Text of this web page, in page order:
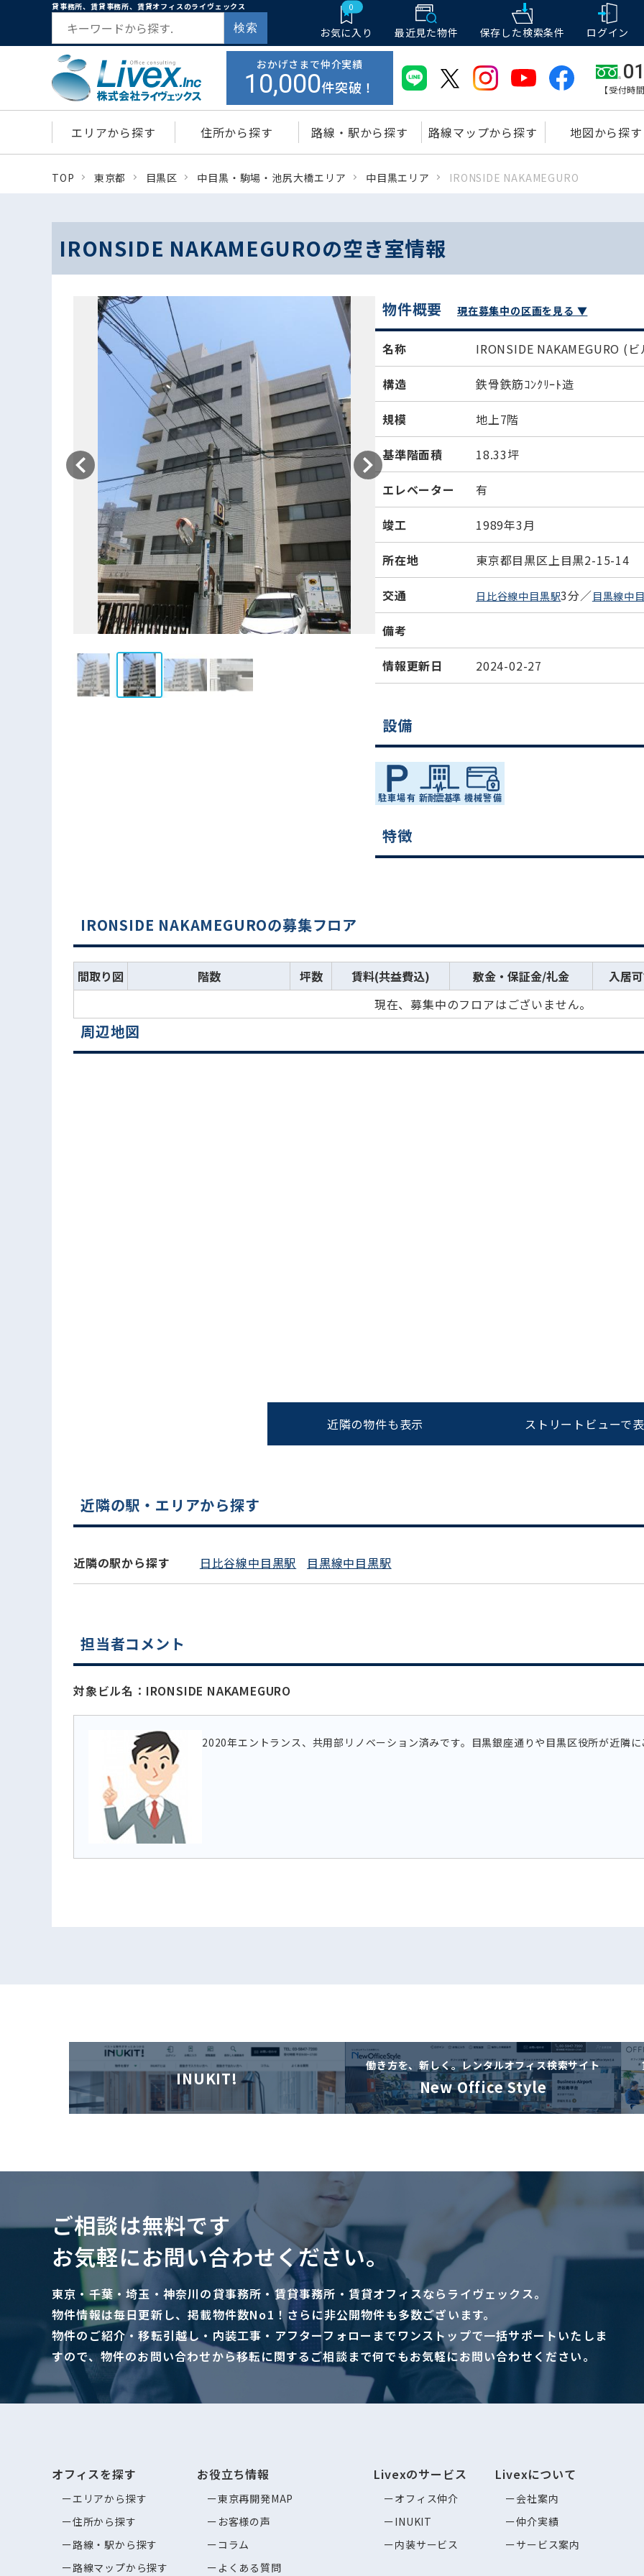
貸事務所、賃貸事務所、賃貸オフィスのライヴェックス
検索
0
お気に入り 最近見た物件 保存した検索条件 ログイン
おかげさまで仲介実績
10,000件突破！ 【受付時
エリアから探す 住所から探す 路線・駅から探す 路線マップから探す 地図から探す
TOP 東京都 目黒区 中目黒・駒場・池尻大橋エリア 中目黒エリア IRONSIDE NAKAMEGURO
IRONSIDE NAKAMEGUROの空き室情報
物件概要 現在募集中の区画を見る ▼
名称 IRONSIDE NAKAMEGURO (ビ
構造 鉄骨鉄筋ｺﾝｸﾘｰﾄ造
規模 地上7階
基準階面積 18.33坪
エレベーター 有
竣工 1989年3月
所在地 東京都目黒区上目黒2-15-14
交通 日比谷線中目黒駅3分／目黒線中
備考
情報更新日 2024-02-27
設備
特徴
IRONSIDE NAKAMEGUROの募集フロア
間取り図 階数 坪数 賃料(共益費込) 敷金・保証金/礼金
入居
現在、募集中のフロアはございません。
スムーズにご案内できます
平日 9:00〜18:00
周辺地図
近隣の物件も表示 ストリートビューで
近隣の駅・エリアから探す
近隣の駅から探す 日比谷線中目黒駅 目黒線中目黒駅
担当者コメント
対象ビル名：IRONSIDE NAKAMEGURO
2020年エントランス、共用部リノベーション済みです。目黒銀座通りや目黒区役所が近隣
INUKIT!
働き方を、新しく。レンタルオフィス検索サイト
New Office Style
ご相談は無料です
お気軽にお問い合わせください。
東京・千葉・埼玉・神奈川の貸事務所・賃貸事務所・賃貸オフィスならライヴェックス。
物件情報は毎日更新し、掲載物件数No1！さらに非公開物件も多数ございます。
物件のご紹介・移転引越し・内装工事・アフターフォローまでワンストップで一括サポートいたしま
すので、物件のお問い合わせから移転に関するご相談まで何でもお気軽にお問い合わせください。
オフィスを探す
エリアから探す
住所から探す
路線・駅から探す
路線マップから探す
お役立ち情報
東京再開発MAP
お客様の声
コラム
よくある質問
Livexのサービス
オフィス仲介
INUKIT
内装サービス
Livexについて
会社案内
仲介実績
サービス案内